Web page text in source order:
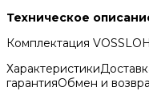
Техническое
Комплектация
Характеристики
гарантияОбмен и